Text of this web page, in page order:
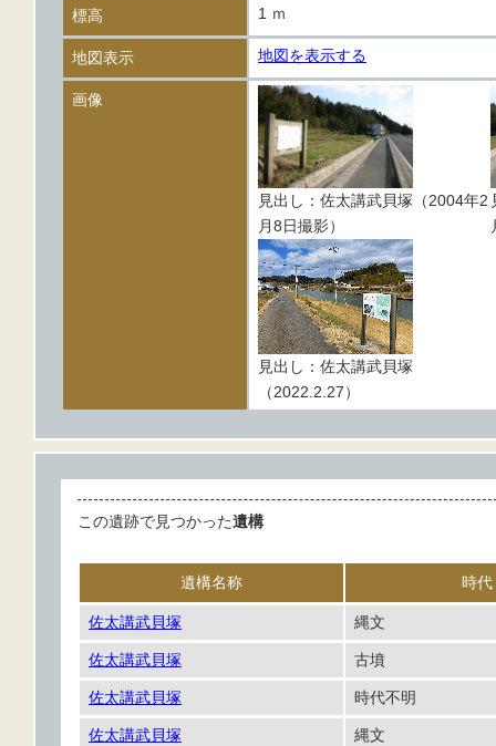
標高 1 ｍ
地図表示 地図を表示する
画像
見出し：佐太講武貝塚（2004年2
月8日撮影）
見出し：佐太講武貝塚
（2022.2.27）
この遺跡で見つかった遺構
遺構名称 時代
佐太講武貝塚 縄文
佐太講武貝塚 古墳
佐太講武貝塚 時代不明
佐太講武貝塚 縄文